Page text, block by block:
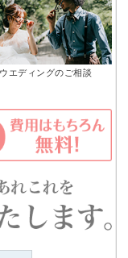
エディングのご相談